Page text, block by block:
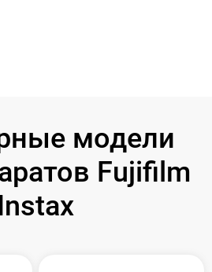
модели
Fujifilm